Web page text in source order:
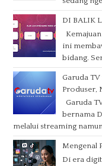
DI BALIK
ini
bidang.
Garuda
Produser,
Garuda
bernama
melalui streaming
Mengenal
Di era